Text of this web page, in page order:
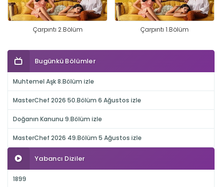
Çarpıntı 2.Bölüm Çarpıntı 1.Bölüm
Bugünkü Bölümler
Muhtemel Aşk 8.Bölüm izle
MasterChef 2026 50.Bölüm 6 Ağustos izle
Doğanın Kanunu 9.Bölüm izle
MasterChef 2026 49.Bölüm 5 Ağustos izle
Yabancı Diziler
1899